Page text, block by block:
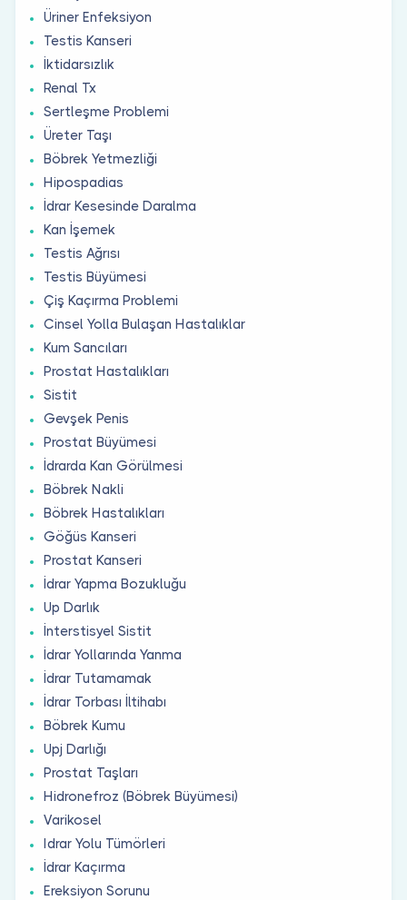
Üriner Enfeksiyon
Testis Kanseri
İktidarsızlık
Renal Tx
Sertleşme Problemi
Üreter Taşı
Böbrek Yetmezliği
Hipospadias
İdrar Kesesinde Daralma
Kan İşemek
Testis Ağrısı
Testis Büyümesi
Çiş Kaçırma Problemi
Cinsel Yolla Bulaşan Hastalıklar
Kum Sancıları
Prostat Hastalıkları
Sistit
Gevşek Penis
Prostat Büyümesi
İdrarda Kan Görülmesi
Böbrek Nakli
Böbrek Hastalıkları
Göğüs Kanseri
Prostat Kanseri
İdrar Yapma Bozukluğu
Up Darlık
İnterstisyel Sistit
İdrar Yollarında Yanma
İdrar Tutamamak
İdrar Torbası İltihabı
Böbrek Kumu
Upj Darlığı
Prostat Taşları
Hidronefroz (Böbrek Büyümesi)
Varikosel
Idrar Yolu Tümörleri
İdrar Kaçırma
Ereksiyon Sorunu